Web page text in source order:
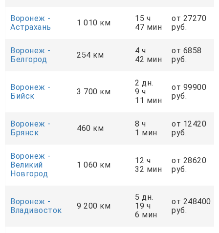
Воронеж -
Астрахань
1 010 км
15 ч
47 мин
от 27270
руб.
Воронеж -
Белгород
254 км
4 ч
42 мин
от 6858
руб.
Воронеж -
Бийск
3 700 км
2 дн.
9 ч
11 мин
от 99900
руб.
Воронеж -
Брянск
460 км
8 ч
1 мин
от 12420
руб.
Воронеж -
Великий
Новгород
1 060 км
12 ч
32 мин
от 28620
руб.
Воронеж -
Владивосток
9 200 км
5 дн.
19 ч
6 мин
от 248400
руб.